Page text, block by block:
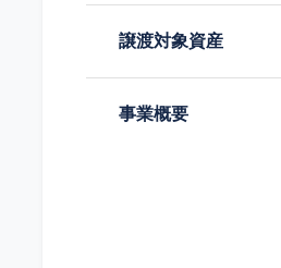
譲渡対象資産
事業概要